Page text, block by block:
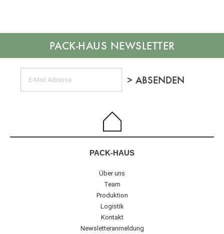
NEWSLETTER
PACK-HAUS
Über uns
Team
Produktion
Logistik
Kontakt
Newsletteranmeldung